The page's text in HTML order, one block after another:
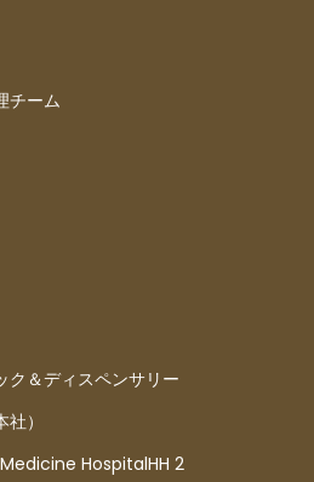
チーム
ク＆ディスペンサリー
）
HospitalHH 2